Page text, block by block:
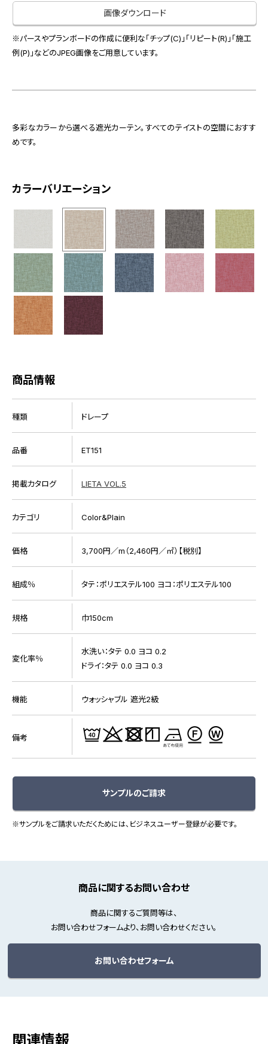
サンプル・カタログ請求／お問い合わせ（ビジネスのお客様）
スペースソリューション事業
オフィスソリューション事業
会社情報
EN CN
画像ダウンロード
※パースやプランボードの作成に便利な「チップ(C)」「リピート(R)」「施工
例(P)」などのJPEG画像をご用意しています。
多彩なカラーから選べる遮光カーテン。すべてのテイストの空間におすす
めです。
カラーバリエーション
商品情報
種類 ドレープ
品番 ET151
掲載カタログ LIETA VOL.5
カテゴリ Color&Plain
価格 3,700円／m（2,460円／㎡）【税別】
組成％ タテ：ポリエステル100 ヨコ：ポリエステル100
規格 巾150cm
変化率％
水洗い：タテ 0.0 ヨコ 0.2
ドライ：タテ 0.0 ヨコ 0.3
機能 ウォッシャブル 遮光2級
備考
サンプルのご請求
※サンプルをご請求いただくためには、ビジネスユーザー登録が必要です。
商品に関するお問い合わせ
商品に関するご質問等は、
お問い合わせフォームより、お問い合わせください。
お問い合わせフォーム
関連情報